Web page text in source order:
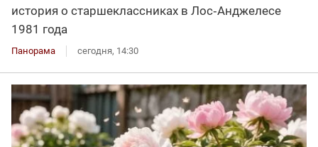
история о старшеклассниках в Лос‑Анджелесе
1981 года
Панорама сегодня, 14:30